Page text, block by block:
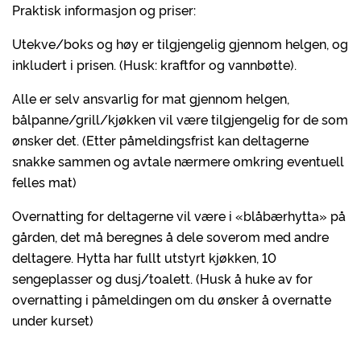
Praktisk informasjon og priser:
Utekve/boks og høy er tilgjengelig gjennom helgen, og
inkludert i prisen. (Husk: kraftfor og vannbøtte).
Alle er selv ansvarlig for mat gjennom helgen,
bålpanne/grill/kjøkken vil være tilgjengelig for de som
ønsker det. (Etter påmeldingsfrist kan deltagerne
snakke sammen og avtale nærmere omkring eventuell
felles mat)
Overnatting for deltagerne vil være i «blåbærhytta» på
gården, det må beregnes å dele soverom med andre
deltagere. Hytta har fullt utstyrt kjøkken, 10
sengeplasser og dusj/toalett. (Husk å huke av for
overnatting i påmeldingen om du ønsker å overnatte
under kurset)